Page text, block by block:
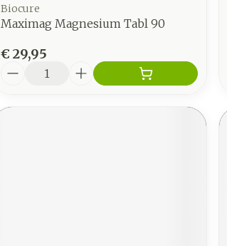
Biocure
Maximag Magnesium Tabl 90
€ 29,95